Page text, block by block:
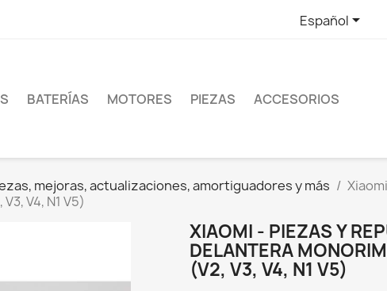
Español
BATERÍAS MOTORES PIEZAS ACCESORIOS
mejoras, actualizaciones, amortiguadores y más
V4, N1 V5)
XIAOMI - PIEZAS Y
DELANTERA
(V2, V3, V4, N1 V5)